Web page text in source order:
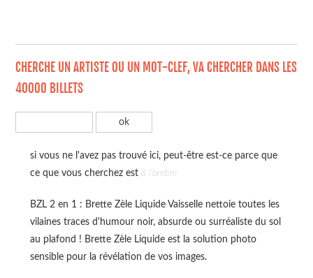
CHERCHE UN ARTISTE OU UN MOT-CLEF, VA CHERCHER DANS LES
40000 BILLETS
si vous ne l'avez pas trouvé ici, peut-être est-ce parce que
ce que vous cherchez est à l'ombre
BZL 2 en 1 : Brette Zèle Liquide Vaisselle nettoie toutes les
vilaines traces d'humour noir, absurde ou surréaliste du sol
au plafond ! Brette Zèle Liquide est la solution photo
sensible pour la révélation de vos images.